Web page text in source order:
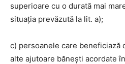
superioare cu o durată mai
situaţia prevăzută la lit. a);
c) persoanele care beneficiază
alte ajutoare băneşti acordate